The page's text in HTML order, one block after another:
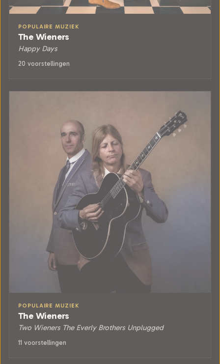
POPULAIRE MUZIEK
The Wieners
Happy Days
20 voorstellingen
POPULAIRE MUZIEK
The Wieners
Two Wieners The Everly Brothers Unplugged
11 voorstellingen